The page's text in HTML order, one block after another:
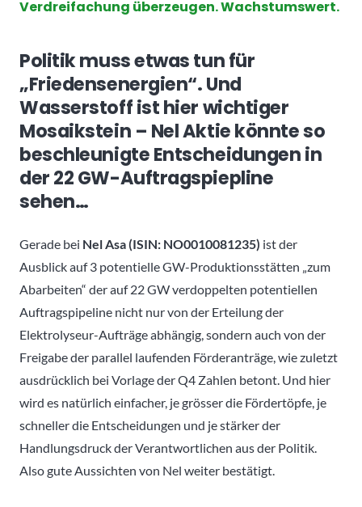
Verdreifachung überzeugen. Wachstumswert.
Politik muss etwas tun für
„Friedensenergien“. Und
Wasserstoff ist hier wichtiger
Mosaikstein – Nel Aktie könnte so
beschleunigte Entscheidungen in
der 22 GW-Auftragspiepline
sehen…
Gerade bei Nel Asa (ISIN: NO0010081235) ist der
Ausblick auf 3 potentielle GW-Produktionsstätten „zum
Abarbeiten“ der auf 22 GW verdoppelten potentiellen
Auftragspipeline nicht nur von der Erteilung der
Elektrolyseur-Aufträge abhängig, sondern auch von der
Freigabe der parallel laufenden Förderanträge, wie zuletzt
ausdrücklich bei Vorlage der Q4 Zahlen betont. Und hier
wird es natürlich einfacher, je grösser die Fördertöpfe, je
schneller die Entscheidungen und je stärker der
Handlungsdruck der Verantwortlichen aus der Politik.
Also gute Aussichten von Nel weiter bestätigt.